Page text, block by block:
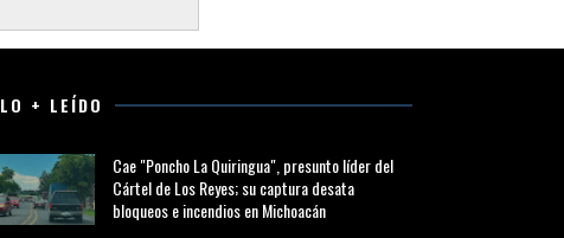
LO + LEÍDO
Cae "Poncho La Quiringua", presunto líder del
Cártel de Los Reyes; su captura desata
bloqueos e incendios en Michoacán